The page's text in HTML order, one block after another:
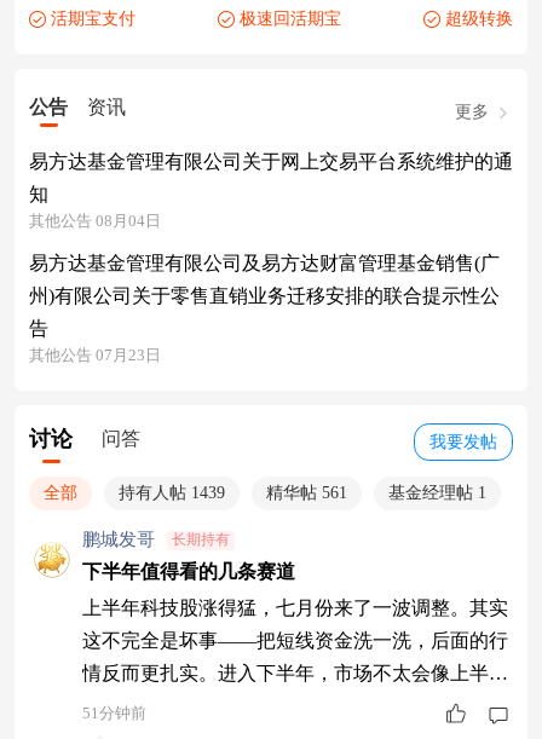
活期宝支付 极速回活期宝 超级转换
公告 资讯 更多
易方达基金管理有限公司关于网上交易平台系统维护的通
知
其他公告 08月04日
易方达基金管理有限公司及易方达财富管理基金销售(广
州)有限公司关于零售直销业务迁移安排的联合提示性公
告
其他公告 07月23日
我要发帖
讨论 问答
全部 持有人帖 1439 精华帖 561 基金经理帖 1
鹏城发哥 长期持有
下半年值得看的几条赛道
上半年科技股涨得猛，七月份来了一波调整。其实
这不完全是坏事——把短线资金洗一洗，后面的行
情反而更扎实。进入下半年，市场不太会像上半年
那样“买科技就完事了”，板块之间会开始分化，有
51分钟前